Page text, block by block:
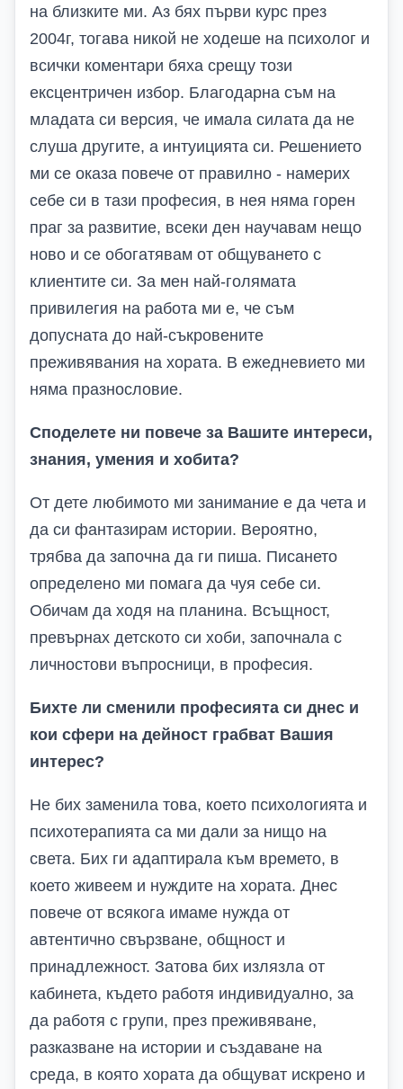
на близките ми. Аз бях първи курс през
2004г, тогава никой не ходеше на психолог и
всички коментари бяха срещу този
ексцентричен избор. Благодарна съм на
младата си версия, че имала силата да не
слуша другите, а интуицията си. Решението
ми се оказа повече от правилно - намерих
себе си в тази професия, в нея няма горен
праг за развитие, всеки ден научавам нещо
ново и се обогатявам от общуването с
клиентите си. За мен най-голямата
привилегия на работа ми е, че съм
допусната до най-съкровените
преживявания на хората. В ежедневието ми
няма празнословие.
Споделете ни повече за Вашите интереси,
знания, умения и хобита?
От дете любимото ми занимание е да чета и
да си фантазирам истории. Вероятно,
трябва да започна да ги пиша. Писането
определено ми помага да чуя себе си.
Обичам да ходя на планина. Всъщност,
превърнах детското си хоби, започнала с
личностови въпросници, в професия.
Бихте ли сменили професията си днес и
кои сфери на дейност грабват Вашия
интерес?
Не бих заменила това, което психологията и
психотерапията са ми дали за нищо на
света. Бих ги адаптирала към времето, в
което живеем и нуждите на хората. Днес
повече от всякога имаме нужда от
автентично свързване, общност и
принадлежност. Затова бих излязла от
кабинета, където работя индивидуално, за
да работя с групи, през преживяване,
разказване на истории и създаване на
среда, в която хората да общуват искрено и